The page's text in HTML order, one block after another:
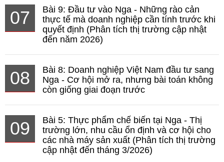
07
Bài 9: Đầu tư vào Nga - Những rào cản
thực tế mà doanh nghiệp cần tính trước khi
quyết định (Phân tích thị trường cập nhật
đến năm 2026)
08
Bài 8: Doanh nghiệp Việt Nam đầu tư sang
Nga - Cơ hội mở ra, nhưng bài toán không
còn giống giai đoạn trước
09
Bài 5: Thực phẩm chế biến tại Nga - Thị
trường lớn, nhu cầu ổn định và cơ hội cho
các nhà máy sản xuất (Phân tích thị trường
cập nhật đến tháng 3/2026)